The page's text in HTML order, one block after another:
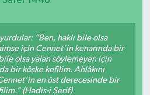
“Ben, haklı bile olsa
için Cennet’in kenarında bir
olsa yalan söylemeyen için
bir köşke kefilim. Ahlâkını
en üst derecesinde bir
(Hadis-i Şerif)